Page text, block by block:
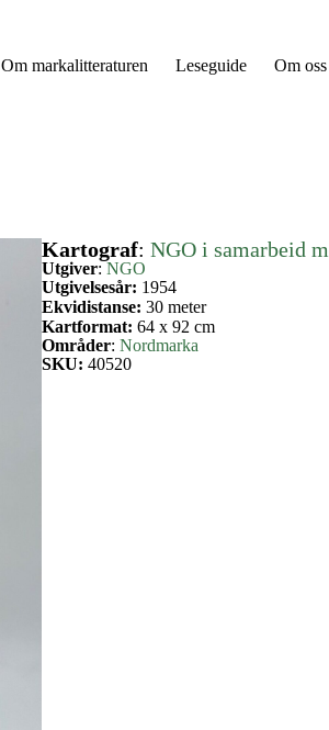
Om markalitteraturen Leseguide Om oss
Kartograf: NGO i samarbeid
Utgiver: NGO
Utgivelsesår: 1954
Ekvidistanse: 30 meter
Kartformat: 64 x 92 cm
Områder: Nordmarka
SKU: 40520